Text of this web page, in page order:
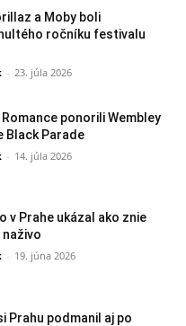
a Moby boli
ročníku festivalu
- 23. júla 2026
Romance ponorili Wembley
Black Parade
- 14. júla 2026
v Prahe ukázal ako znie
naživo
- 19. júna 2026
Prahu podmanil aj po